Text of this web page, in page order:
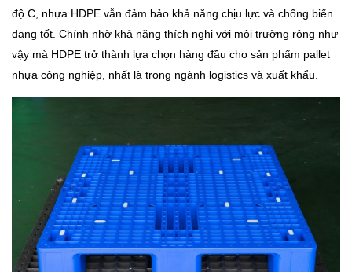
độ C, nhựa HDPE vẫn đảm bảo khả năng chịu lực và chống biến
dạng tốt. Chính nhờ khả năng thích nghi với môi trường rộng như
vậy mà HDPE trở thành lựa chọn hàng đầu cho sản phẩm pallet
nhựa công nghiệp, nhất là trong ngành logistics và xuất khẩu.